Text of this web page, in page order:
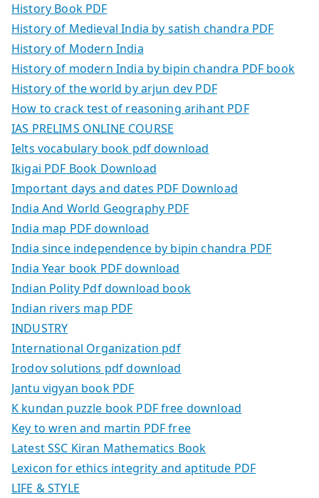
History Book PDF
History of Medieval India by satish chandra PDF
History of Modern India
History of modern India by bipin chandra PDF book
History of the world by arjun dev PDF
How to crack test of reasoning arihant PDF
IAS PRELIMS ONLINE COURSE
Ielts vocabulary book pdf download
Ikigai PDF Book Download
Important days and dates PDF Download
India And World Geography PDF
India map PDF download
India since independence by bipin chandra PDF
India Year book PDF download
Indian Polity Pdf download book
Indian rivers map PDF
INDUSTRY
International Organization pdf
Irodov solutions pdf download
Jantu vigyan book PDF
K kundan puzzle book PDF free download
Key to wren and martin PDF free
Latest SSC Kiran Mathematics Book
Lexicon for ethics integrity and aptitude PDF
LIFE & STYLE